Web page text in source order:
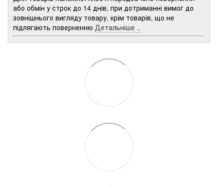
або обмін у строк до 14 днів, при дотриманні вимог до
зовнішнього вигляду товару, крім товарів, що не
підлягають поверненню Детальніше ..